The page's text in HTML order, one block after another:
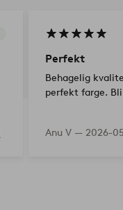
Perfekt
Behagelig
perfekt farge.
Anu V — 2026-